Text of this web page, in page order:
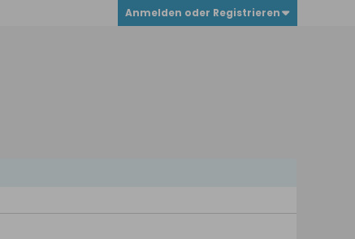
Anmelden oder Registrieren